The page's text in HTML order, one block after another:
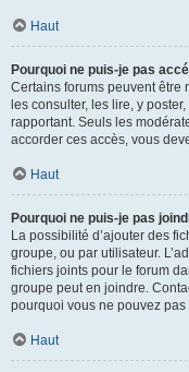
Haut
Pourquoi ne puis-je pas
Certains forums peuvent être
les consulter, les lire, y
rapportant. Seuls les
accorder ces accès, vous
Haut
Pourquoi ne puis-je pas
La possibilité d’ajouter des
groupe, ou par utilisateur.
fichiers joints pour le forum
groupe peut en joindre.
pourquoi vous ne pouvez
Haut